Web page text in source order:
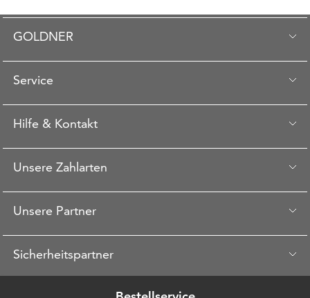
GOLDNER
Service
Hilfe & Kontakt
Unsere Zahlarten
Unsere Partner
Sicherheitspartner